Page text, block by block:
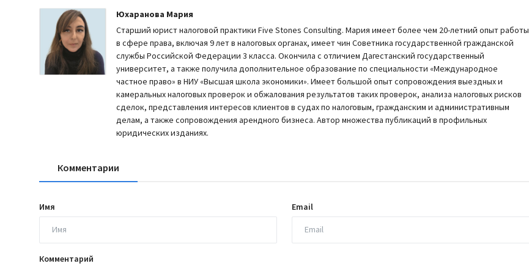
Юхаранова Мария
Старший юрист налоговой практики Five Stones Consulting. Мария имеет более чем 20-летний опыт работы
в сфере права, включая 9 лет в налоговых органах, имеет чин Советника государственной гражданской
службы Российской Федерации 3 класса. Окончила с отличием Дагестанский государственный
университет, а также получила дополнительное образование по специальности «Международное
частное право» в НИУ «Высшая школа экономики». Имеет большой опыт сопровождения выездных и
камеральных налоговых проверок и обжалования результатов таких проверок, анализа налоговых рисков
сделок, представления интересов клиентов в судах по налоговым, гражданским и административным
делам, а также сопровождения арендного бизнеса. Автор множества публикаций в профильных
юридических изданиях.
Комментарии
Имя Email
Комментарий